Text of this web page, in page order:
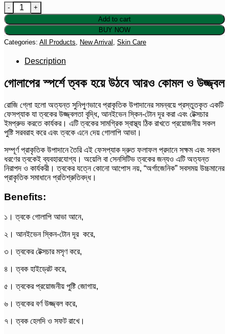
Rosy Glow Face Pack quantity
Add to cart
BUY NOW
Categories: All Products New Arrival Skin Care
Description
গোলাপের স্পর্শে ত্বক হয়ে উঠবে আরও কোমল ও উজ্জ্বল
রোজি গ্লো হলো অত্যন্ত সুনিপুণভাবে প্রাকৃতিক উপাদানের সমন্বয়ে প্রস্তুতকৃত একটি
ফেসপ্যাক যা ত্বকের উজ্জ্বলতা বৃদ্ধি, আনইভেন স্কিন-টোন দূর করা এবং টেক্সচার
ইমপ্রুভ করতে কার্যকর। এটি ত্বকের সামগ্রিক স্বাস্থ্য ঠিক রাখতে প্রয়োজনীয় সকল
পুষ্টি সরবরাহ করে এবং ত্বকে এনে দেয় গোলাপি আভা।
সম্পূর্ণ প্রাকৃতিক উপাদানে তৈরি এই ফেসপ্যাক দ্রুত ফলাফল প্রদানে সক্ষম এবং সকল
ধরণের ত্বকেই ব্যবহারযোগ্য। অয়েলি বা সেনসিটিভ ত্বকের জন্যও এটি অত্যন্ত
নিরাপদ ও কার্যকরী। ত্বকের যত্নে কোনো আপোস নয়, “অর্গাজেনিক” সবসময় উচ্চমানের
প্রাকৃতিক সমাধানে প্রতিশ্রুতিবদ্ধ।
Benefits:
১। ত্বকে গোলাপি আভা আনে,
২। আনইভেন স্কিন-টোন দূর করে,
৩। ত্বকের টেক্সচার মসৃণ করে,
৪। ত্বক হাইড্রেট করে,
৫। ত্বকের প্রয়োজনীয় পুষ্টি জোগায়,
৬। ত্বকের বর্ণ উজ্জ্বল করে,
৭। ত্বক হেলদি ও সফট রাখে।